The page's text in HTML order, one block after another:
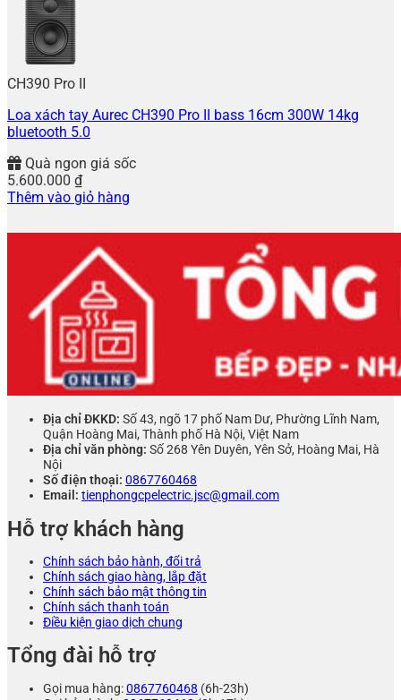
CH390 Pro II
Loa xách tay Aurec CH390 Pro II bass 16cm 300W 14kg
bluetooth 5.0
Quà ngon giá sốc
5.600.000 ₫
Thêm vào giỏ hàng
Địa chỉ ĐKKD: Số 43, ngõ 17 phố Nam Dư, Phường Lĩnh Nam,
Quận Hoàng Mai, Thành phố Hà Nội, Việt Nam
Địa chỉ văn phòng: Số 268 Yên Duyên, Yên Sở, Hoàng Mai, Hà
Nội
Số điện thoại: 0867760468
Email: tienphongcpelectric.jsc@gmail.com
Hỗ trợ khách hàng
Chính sách bảo hành, đổi trả
Chính sách giao hàng, lắp đặt
Chính sách bảo mật thông tin
Chính sách thanh toán
Điều kiện giao dịch chung
Tổng đài hỗ trợ
Gọi mua hàng:0867760468 (6h-23h)